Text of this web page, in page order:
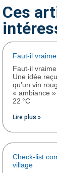
Un
Boissons
N’hésitez
Ces
Faut-il
Faut-il
Une idée
qu’un vin
« ambiance
22 °C
Lire plus »
Check-list
village